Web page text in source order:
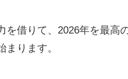
を借りて、2026年を最高
ります。